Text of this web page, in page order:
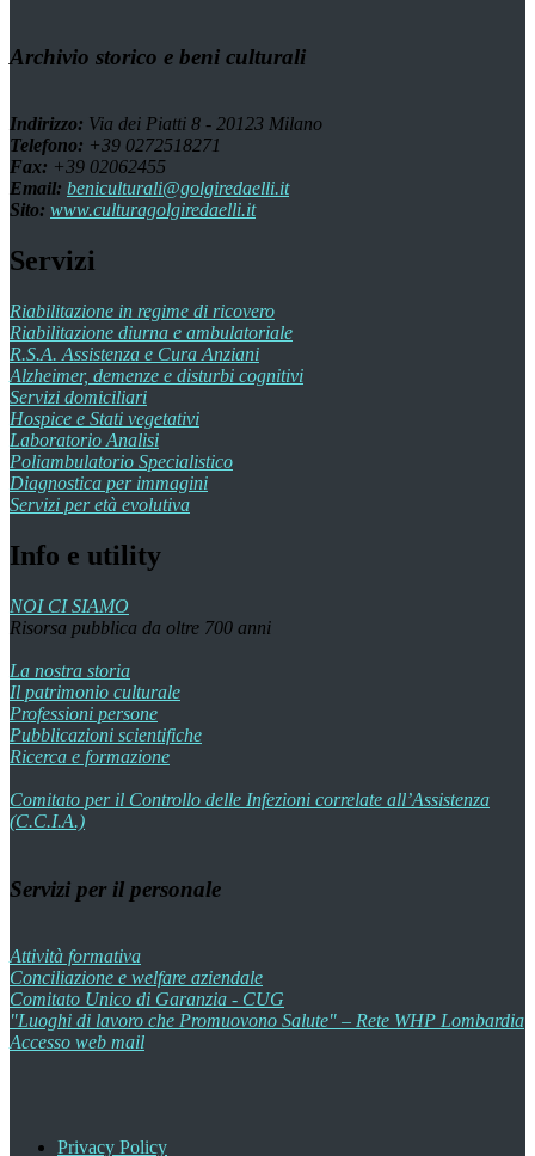
Archivio storico e beni culturali
Indirizzo: Via dei Piatti 8 - 20123 Milano
Telefono: +39 0272518271
Fax: +39 02062455
Email: beniculturali@golgiredaelli.it
Sito: www.culturagolgiredaelli.it
Servizi
Riabilitazione in regime di ricovero
Riabilitazione diurna e ambulatoriale
R.S.A. Assistenza e Cura Anziani
Alzheimer, demenze e disturbi cognitivi
Servizi domiciliari
Hospice e Stati vegetativi
Laboratorio Analisi
Poliambulatorio Specialistico
Diagnostica per immagini
Servizi per età evolutiva
Info e utility
NOI CI SIAMO
Risorsa pubblica da oltre 700 anni
La nostra storia
Il patrimonio culturale
Professioni persone
Pubblicazioni scientifiche
Ricerca e formazione
Comitato per il Controllo delle Infezioni correlate all’Assistenza
(C.C.I.A.)
Servizi per il personale
Attività formativa
Conciliazione e welfare aziendale
Comitato Unico di Garanzia - CUG
"Luoghi di lavoro che Promuovono Salute" – Rete WHP Lombardia
Accesso web mail
Privacy Policy